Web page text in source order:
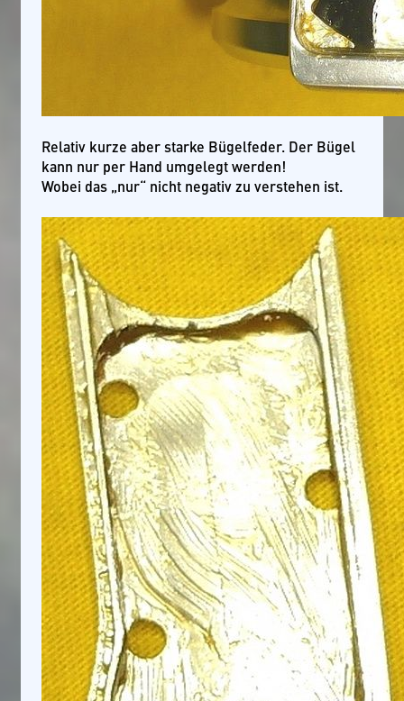
Relativ kurze aber starke Bügelfeder. Der Bügel
kann nur per Hand umgelegt werden!
Wobei das „nur“ nicht negativ zu verstehen ist.